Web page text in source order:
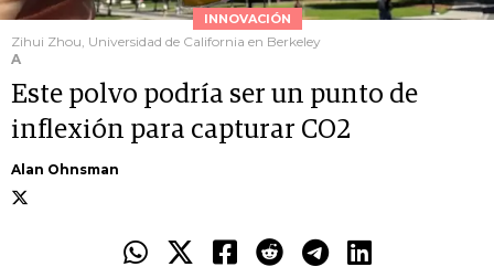
INNOVACIÓN
Zihui Zhou, Universidad de California en Berkeley
A
Este polvo podría ser un punto de
inflexión para capturar CO2
Alan Ohnsman